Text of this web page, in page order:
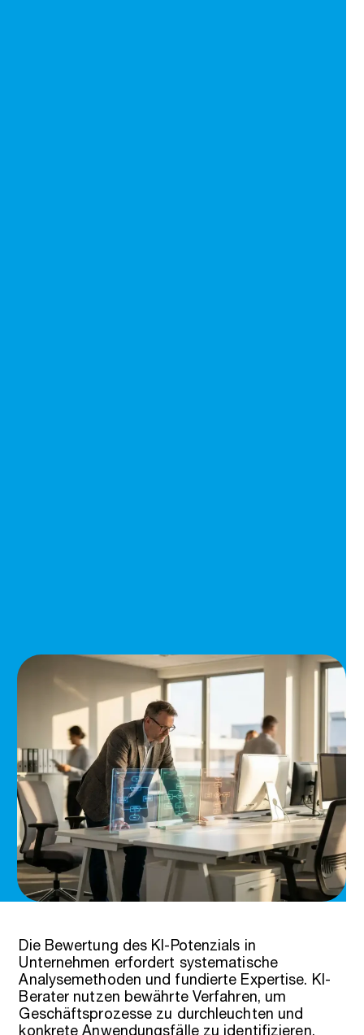
Die Bewertung des KI-Potenzials in
Unternehmen erfordert systematische
Analysemethoden und fundierte Expertise. KI-
Berater nutzen bewährte Verfahren, um
Geschäftsprozesse zu durchleuchten und